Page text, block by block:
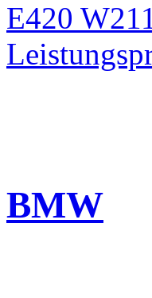
E420
BMW